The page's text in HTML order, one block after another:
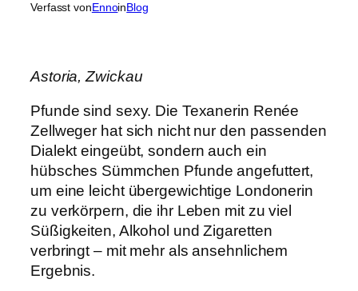
Verfasst vonEnnoinBlog
Astoria, Zwickau
Pfunde sind sexy. Die Texanerin Renée
Zellweger hat sich nicht nur den passenden
Dialekt eingeübt, sondern auch ein
hübsches Sümmchen Pfunde angefuttert,
um eine leicht übergewichtige Londonerin
zu verkörpern, die ihr Leben mit zu viel
Süßigkeiten, Alkohol und Zigaretten
verbringt – mit mehr als ansehnlichem
Ergebnis.